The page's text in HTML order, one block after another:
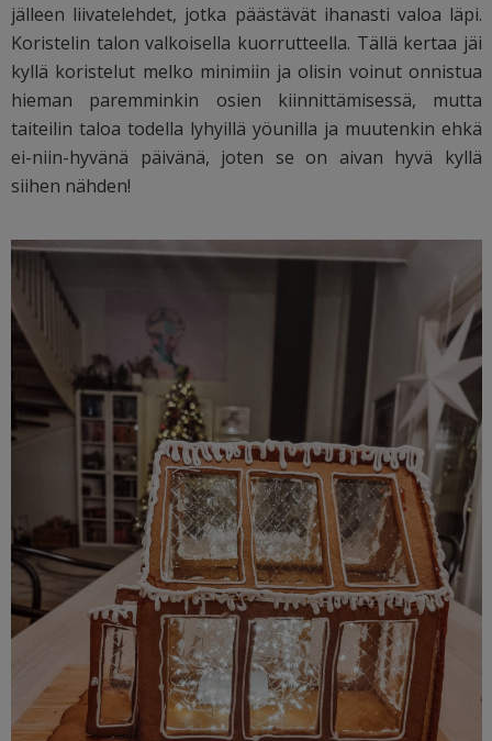
jälleen liivatelehdet, jotka päästävät ihanasti valoa läpi.
Koristelin talon valkoisella kuorrutteella. Tällä kertaa jäi
kyllä koristelut melko minimiin ja olisin voinut onnistua
hieman paremminkin osien kiinnittämisessä, mutta
taiteilin taloa todella lyhyillä yöunilla ja muutenkin ehkä
ei-niin-hyvänä päivänä, joten se on aivan hyvä kyllä
siihen nähden!